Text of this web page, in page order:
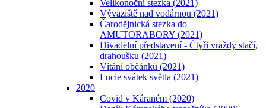
Velikonoční stezka (2021)
Vývaziště nad vodárnou (2021)
Čarodějnická stezka do
AMUTORABORY (2021)
Divadelní představení - Čtyři vraždy stačí,
drahoušku (2021)
Vítání občánků (2021)
Lucie svátek světla (2021)
2020
Covid v Káraném (2020)